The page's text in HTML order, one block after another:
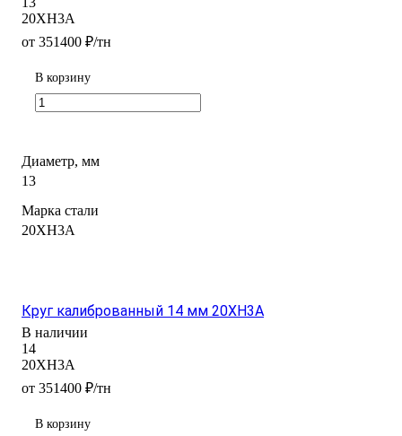
20ХН3А
от 351400 ₽/тн
В корзину
Диаметр, мм
13
Марка стали
20ХН3А
Круг калиброванный 14 мм 20ХН3А
В наличии
14
20ХН3А
от 351400 ₽/тн
В корзину